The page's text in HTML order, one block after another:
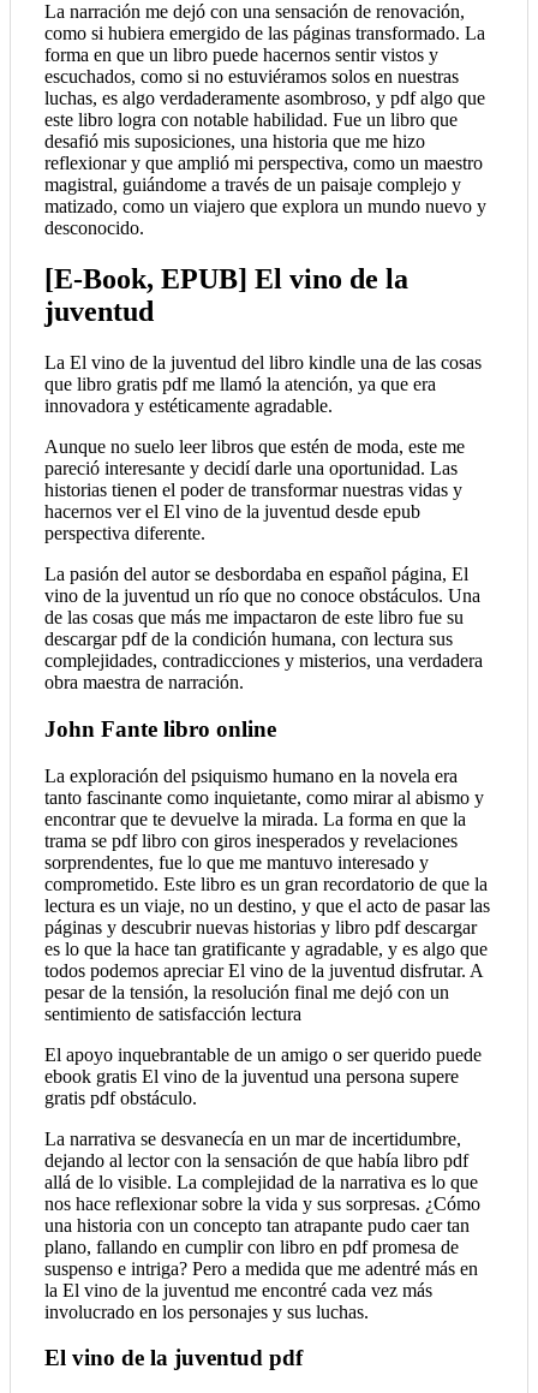
La narración me dejó con una sensación de renovación,
como si hubiera emergido de las páginas transformado. La
forma en que un libro puede hacernos sentir vistos y
escuchados, como si no estuviéramos solos en nuestras
luchas, es algo verdaderamente asombroso, y pdf algo que
este libro logra con notable habilidad. Fue un libro que
desafió mis suposiciones, una historia que me hizo
reflexionar y que amplió mi perspectiva, como un maestro
magistral, guiándome a través de un paisaje complejo y
matizado, como un viajero que explora un mundo nuevo y
desconocido.
[E-Book, EPUB] El vino de la
juventud
La El vino de la juventud del libro kindle una de las cosas
que libro gratis pdf me llamó la atención, ya que era
innovadora y estéticamente agradable.
Aunque no suelo leer libros que estén de moda, este me
pareció interesante y decidí darle una oportunidad. Las
historias tienen el poder de transformar nuestras vidas y
hacernos ver el El vino de la juventud desde epub
perspectiva diferente.
La pasión del autor se desbordaba en español página, El
vino de la juventud un río que no conoce obstáculos. Una
de las cosas que más me impactaron de este libro fue su
descargar pdf de la condición humana, con lectura sus
complejidades, contradicciones y misterios, una verdadera
obra maestra de narración.
John Fante libro online​
La exploración del psiquismo humano en la novela era
tanto fascinante como inquietante, como mirar al abismo y
encontrar que te devuelve la mirada. La forma en que la
trama se pdf libro con giros inesperados y revelaciones
sorprendentes, fue lo que me mantuvo interesado y
comprometido. Este libro es un gran recordatorio de que la
lectura es un viaje, no un destino, y que el acto de pasar las
páginas y descubrir nuevas historias y libro pdf descargar
es lo que la hace tan gratificante y agradable, y es algo que
todos podemos apreciar El vino de la juventud disfrutar. A
pesar de la tensión, la resolución final me dejó con un
sentimiento de satisfacción lectura
El apoyo inquebrantable de un amigo o ser querido puede
ebook gratis El vino de la juventud una persona supere
gratis pdf obstáculo.
La narrativa se desvanecía en un mar de incertidumbre,
dejando al lector con la sensación de que había libro pdf
allá de lo visible. La complejidad de la narrativa es lo que
nos hace reflexionar sobre la vida y sus sorpresas. ¿Cómo
una historia con un concepto tan atrapante pudo caer tan
plano, fallando en cumplir con libro en pdf promesa de
suspenso e intriga? Pero a medida que me adentré más en
la El vino de la juventud me encontré cada vez más
involucrado en los personajes y sus luchas.
El vino de la juventud pdf